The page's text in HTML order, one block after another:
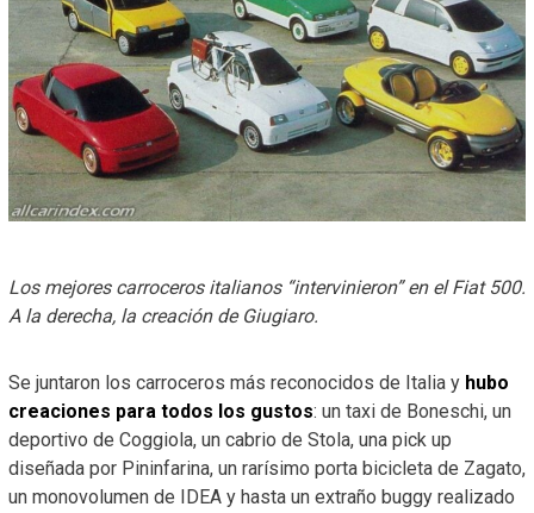
Los mejores carroceros italianos “intervinieron” en el Fiat 500.
A la derecha, la creación de Giugiaro.
Se juntaron los carroceros más reconocidos de Italia y hubo
creaciones para todos los gustos: un taxi de Boneschi, un
deportivo de Coggiola, un cabrio de Stola, una pick up
diseñada por Pininfarina, un rarísimo porta bicicleta de Zagato,
un monovolumen de IDEA y hasta un extraño buggy realizado